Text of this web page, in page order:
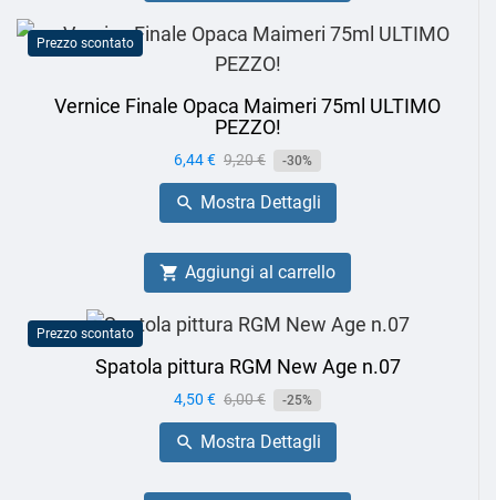
Prezzo scontato
Vernice Finale Opaca Maimeri 75ml ULTIMO
PEZZO!
Prezzo
6,44 € Prezzo
base
9,20 € -30%
 Mostra Dettagli
 Aggiungi al carrello
Prezzo scontato
Spatola pittura RGM New Age n.07
Prezzo
4,50 € Prezzo
base
6,00 € -25%
 Mostra Dettagli